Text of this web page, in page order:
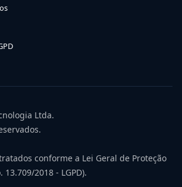
Ltda.
conforme a Lei Geral de Proteção
13.709/2018 - LGPD).